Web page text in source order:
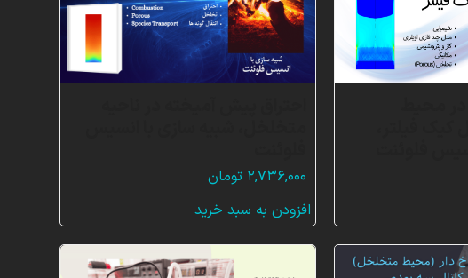
۲,۷۳۶,۰۰۰ تومان
افزودن به سبد خرید